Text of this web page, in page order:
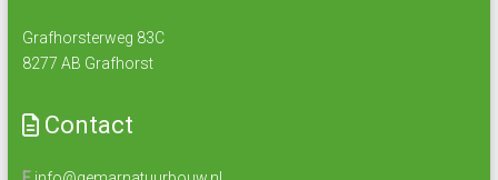
Grafhorsterweg 83C
8277 AB Grafhorst
Contact